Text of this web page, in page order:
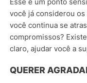
Esse é um ponto
você já considerou
você continua se
compromissos?
claro, ajudar você a
QUERER